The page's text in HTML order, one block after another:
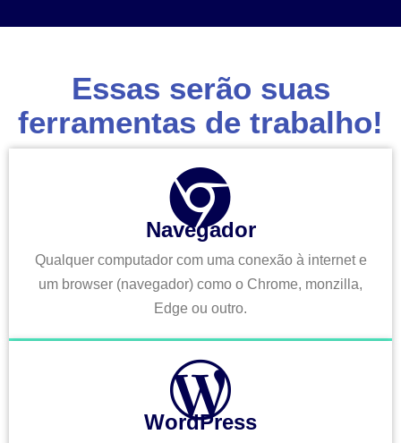
Essas serão suas
ferramentas de trabalho!
Navegador
Qualquer computador com uma conexão à internet e
um browser (navegador) como o Chrome, monzilla,
Edge ou outro.
WordPress